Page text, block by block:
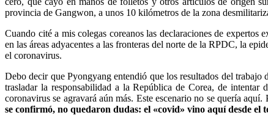
provincia de Gangwon, a unos 10 kilómetros de la zona
Cuando cité a mis colegas coreanos las declaraciones de
en las áreas adyacentes a las fronteras del norte de la RPDC, la
el coronavirus.
Debo decir que Pyongyang entendió que los resultados del
trasladar la responsabilidad a la República de Corea, de
coronavirus se agravará aún más. Este escenario no se quería
se confirmó, no quedaron dudas: el «covid» vino aquí desde el